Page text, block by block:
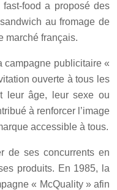
food a proposé des
au fromage de
marché français.
campagne publicitaire «
ouverte à tous les
leur âge, leur sexe ou
à renforcer l’image
accessible à tous.
de ses concurrents en
produits. En 1985, la
« McQuality » afin